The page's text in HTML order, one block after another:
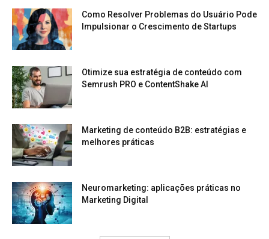
Como Resolver Problemas do Usuário Pode
Impulsionar o Crescimento de Startups
Otimize sua estratégia de conteúdo com
Semrush PRO e ContentShake AI
Marketing de conteúdo B2B: estratégias e
melhores práticas
Neuromarketing: aplicações práticas no
Marketing Digital